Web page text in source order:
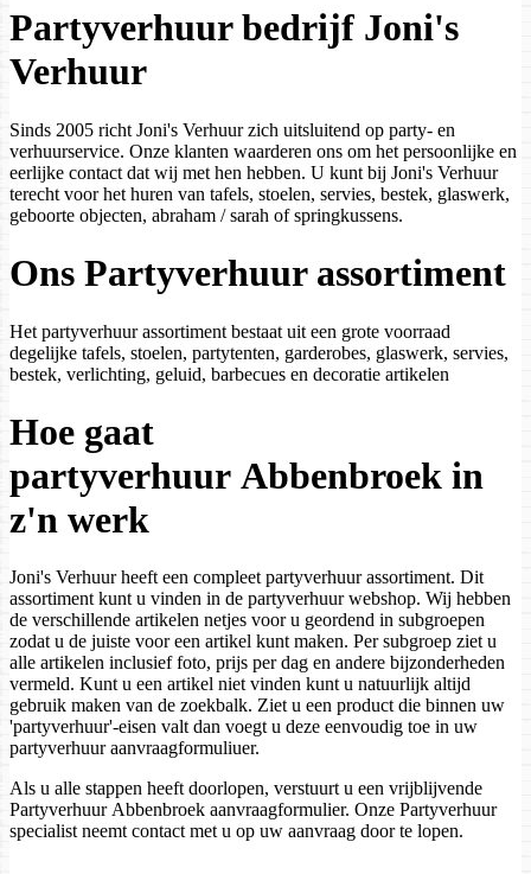
Partyverhuur bedrijf Joni's
Verhuur
Sinds 2005 richt Joni's Verhuur zich uitsluitend op party- en
verhuurservice. Onze klanten waarderen ons om het persoonlijke en
eerlijke contact dat wij met hen hebben. U kunt bij Joni's Verhuur
terecht voor het huren van tafels, stoelen, servies, bestek, glaswerk,
geboorte objecten, abraham / sarah of springkussens.
Ons Partyverhuur assortiment
Het partyverhuur assortiment bestaat uit een grote voorraad
degelijke tafels, stoelen, partytenten, garderobes, glaswerk, servies,
bestek, verlichting, geluid, barbecues en decoratie artikelen
Hoe gaat
partyverhuur Abbenbroek in
z'n werk
Joni's Verhuur heeft een compleet partyverhuur assortiment. Dit
assortiment kunt u vinden in de partyverhuur webshop. Wij hebben
de verschillende artikelen netjes voor u geordend in subgroepen
zodat u de juiste voor een artikel kunt maken. Per subgroep ziet u
alle artikelen inclusief foto, prijs per dag en andere bijzonderheden
vermeld. Kunt u een artikel niet vinden kunt u natuurlijk altijd
gebruik maken van de zoekbalk. Ziet u een product die binnen uw
'partyverhuur'-eisen valt dan voegt u deze eenvoudig toe in uw
partyverhuur aanvraagformuliuer.
Als u alle stappen heeft doorlopen, verstuurt u een vrijblijvende
Partyverhuur Abbenbroek aanvraagformulier. Onze Partyverhuur
specialist neemt contact met u op uw aanvraag door te lopen.